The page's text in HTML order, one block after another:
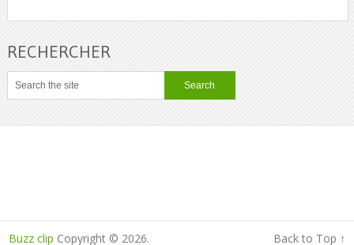
RECHERCHER
Buzz clip Copyright © 2026. Back to Top ↑